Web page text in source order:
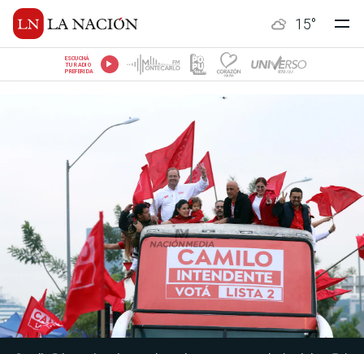
15°
ESCUCHÁ
TU RADIO
PREFERIDA